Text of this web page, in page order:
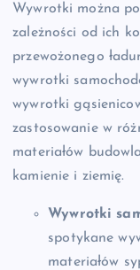
Wywrotki można
zależności od ich
przewożonego
wywrotki
wywrotki
zastosowanie w
materiałów
kamienie i ziemię.
Wywrotki
spotykane
materiałów